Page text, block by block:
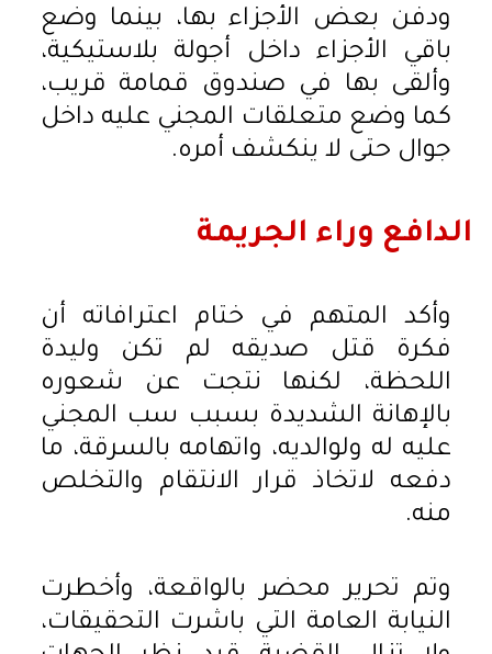
ودفن بعض الأجزاء بها، بينما وضع
باقي الأجزاء داخل أجولة بلاستيكية،
وألقى بها في صندوق قمامة قريب،
كما وضع متعلقات المجني عليه داخل
جوال حتى لا ينكشف أمره.
الدافع وراء الجريمة
وأكد المتهم في ختام اعترافاته أن
فكرة قتل صديقه لم تكن وليدة
اللحظة، لكنها نتجت عن شعوره
بالإهانة الشديدة بسبب سب المجني
عليه له ولوالديه، واتهامه بالسرقة، ما
دفعه لاتخاذ قرار الانتقام والتخلص
منه.
وتم تحرير محضر بالواقعة، وأخطرت
النيابة العامة التي باشرت التحقيقات،